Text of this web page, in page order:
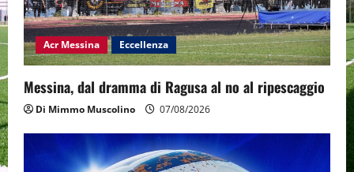
Acr Messina Eccellenza
Messina, dal dramma di Ragusa al no al ripescaggio
Di Mimmo Muscolino 07/08/2026